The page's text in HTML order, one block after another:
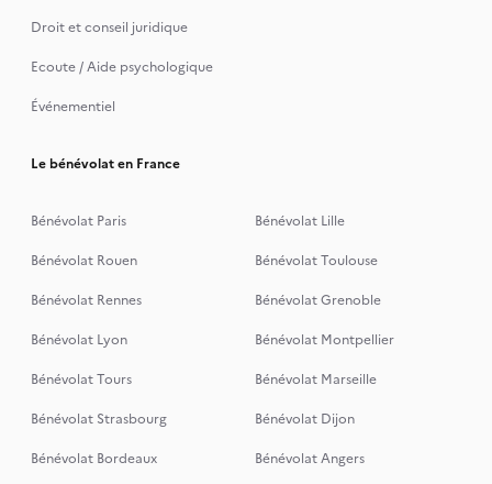
Droit et conseil juridique
Ecoute / Aide psychologique
Événementiel
Le bénévolat en France
Bénévolat Paris
Bénévolat Lille
Bénévolat Rouen
Bénévolat Toulouse
Bénévolat Rennes
Bénévolat Grenoble
Bénévolat Lyon
Bénévolat Montpellier
Bénévolat Tours
Bénévolat Marseille
Bénévolat Strasbourg
Bénévolat Dijon
Bénévolat Bordeaux
Bénévolat Angers